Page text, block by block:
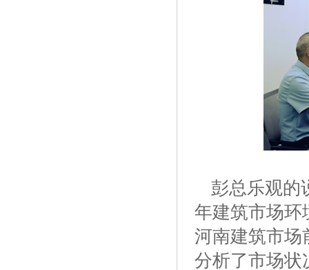
彭总乐观的
年建筑市场环
河南建筑市场
分析了市场状